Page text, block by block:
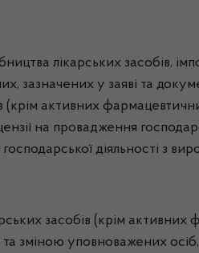
лікарських засобів,
зазначених у заяві та
(крім активних
на провадження
діяльності з
засобів (крім активних
та зміною уповноважених